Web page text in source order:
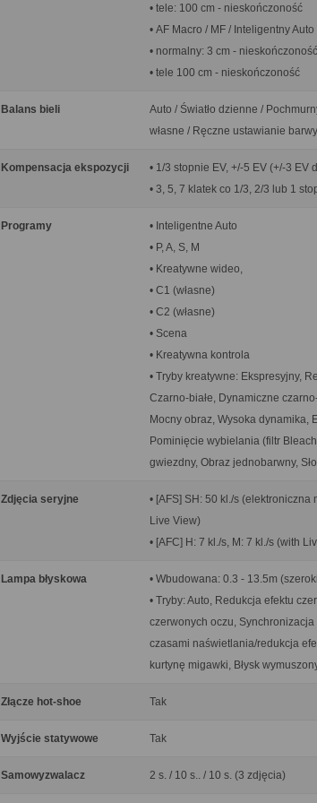
• tele: 100 cm - nieskończoność
• AF Macro / MF / Inteligentny
• normalny: 3 cm - nieskończoność
• tele 100 cm - nieskończoność
Balans bieli
Auto / Światło dzienne /
własne / Ręczne ustawianie barwy
Kompensacja ekspozycji
• 1/3 stopnie EV, +/-5 EV (+/-3 EV
• 3, 5, 7 klatek co 1/3, 2/3 lub 1
Programy
• Inteligentne Auto
• P, A, S, M
• Kreatywne wideo,
• C1 (własne)
• C2 (własne)
• Scena
• Kreatywna kontrola
• Tryby kreatywne: Ekspresyjny,
Czarno-białe, Dynamiczne
Mocny obraz, Wysoka dynamika,
Pominięcie wybielania (filtr
gwiezdny, Obraz jednobarwny,
Zdjęcia seryjne
• [AFS] SH: 50 kl./s
Live View)
• [AFC] H: 7 kl./s, M: 7 kl./s (with
Lampa błyskowa
• Wbudowana: 0.3 - 13.5m
• Tryby: Auto, Redukcja efektu
czerwonych oczu,
czasami naświetlania/redukcja
kurtynę migawki, Błysk
Złącze hot-shoe Tak
Wyjście statywowe Tak
Samowyzwalacz 2 s. / 10 s.. / 10 s. (3 zdjęcia)